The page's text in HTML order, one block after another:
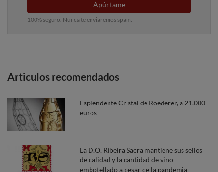
Apúntame
100% seguro. Nunca te enviaremos spam.
Articulos recomendados
Esplendente Cristal de Roederer, a 21.000
euros
La D.O. Ribeira Sacra mantiene sus sellos
de calidad y la cantidad de vino
embotellado a pesar de la pandemia